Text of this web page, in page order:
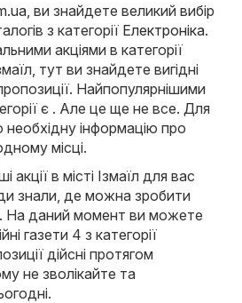
, ви знайдете великий вибір
з категорії Електроніка.
акціями в категорії
тут ви знайдете вигідні
Найпопулярнішими
є . Але це ще не все. Для
інформацію про
місці.
в місті Ізмаїл для вас
знали, де можна зробити
На даний момент ви можете
газети 4 з категорії
дійсні протягом
не зволікайте та